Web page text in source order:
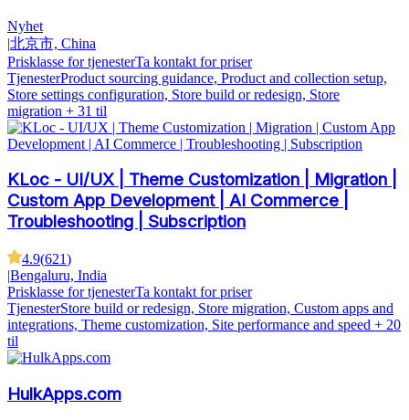
Nyhet
|北京市, China
Prisklasse for tjenesterTa kontakt for priser
TjenesterProduct sourcing guidance, Product and collection setup,
Store settings configuration, Store build or redesign, Store
migration + 31 til
KLoc - UI/UX | Theme Customization | Migration |
Custom App Development | AI Commerce |
Troubleshooting | Subscription
4.9(621)
|Bengaluru, India
Prisklasse for tjenesterTa kontakt for priser
TjenesterStore build or redesign, Store migration, Custom apps and
integrations, Theme customization, Site performance and speed + 20
til
HulkApps.com